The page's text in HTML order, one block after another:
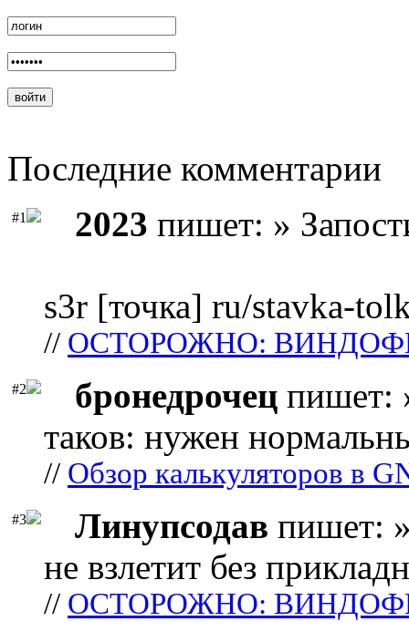
Последние комментарии
#1 2023 пишет: »
s3r [точка] ru/stavka-
// ОСТОРОЖНО:
#2 бронедрочец пишет:
таков: нужен
// Обзор калькуляторов в
#3 Линупсодав пишет:
не взлетит без
// ОСТОРОЖНО: